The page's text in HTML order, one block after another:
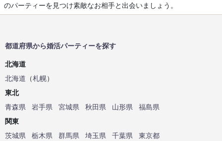
のパーティーを見つけ素敵なお相手と出会いましょう。
都道府県から婚活パーティーを探す
北海道
北海道 （札幌）
東北
青森県
岩手県 宮城県 秋田県 山形県
福島県
関東
茨城県
栃木県 群馬県 埼玉県 千葉県
東京都